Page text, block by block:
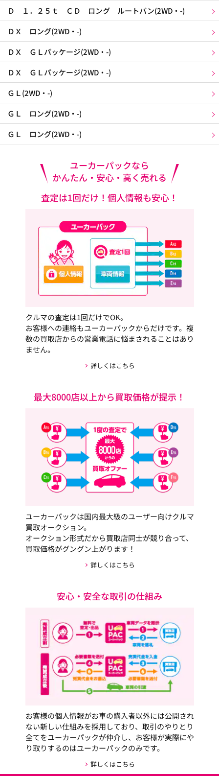
Ｄ １．２５ｔ ＣＤ ロング ルートバン(2WD・-)
ＤＸ ロング(2WD・-)
ＤＸ ＧＬパッケージ(2WD・-)
ＤＸ ＧＬパッケージ(2WD・-)
ＧＬ(2WD・-)
ＧＬ ロング(2WD・-)
ＧＬ ロング(2WD・-)
ユーカーパックなら
かんたん・安心・高く売れる
査定は1回だけ！個人情報も安心！
クルマの査定は1回だけでOK。
お客様への連絡もユーカーパックからだけです。複
数の買取店からの営業電話に悩まされることはあり
ません。
詳しくはこちら
最大8000店以上から買取価格が提示！
ユーカーパックは国内最大級のユーザー向けクルマ
買取オークション。
オークション形式だから買取店同士が競り合って、
買取価格がグングン上がります！
詳しくはこちら
安心・安全な取引の仕組み
お客様の個人情報がお車の購入者以外には公開され
ない新しい仕組みを採用しており、取引のやりとり
全てをユーカーパックが仲介し、お客様が実際にや
り取りするのはユーカーパックのみです。
詳しくはこちら